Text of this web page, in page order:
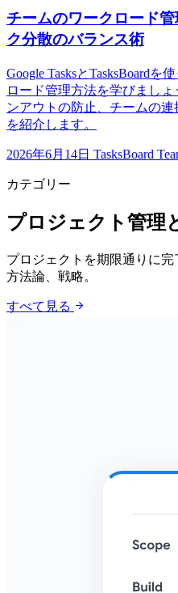
チームのワークロード
ク分散のバランス術
Google TasksとTasksBoardを
ロード管理方法を学びまし
ンアウトの防止、チームの
を紹介します。
2026年6月14日 TasksBoard
カテゴリー
プロジェクト管理
プロジェクトを期限通りに完
方法論、戦略。
すべて見る arrow_forward